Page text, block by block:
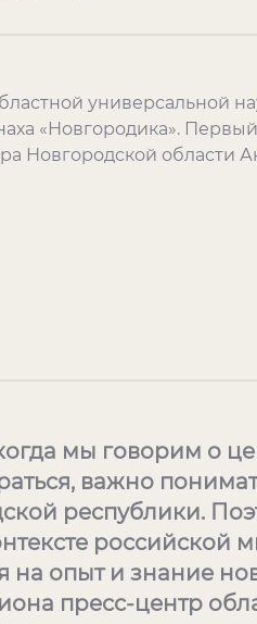
универсальной
«Новгородика».
Новгородской области
мы говорим о
важно
республики.
российской
на опыт и знание
пресс-центр